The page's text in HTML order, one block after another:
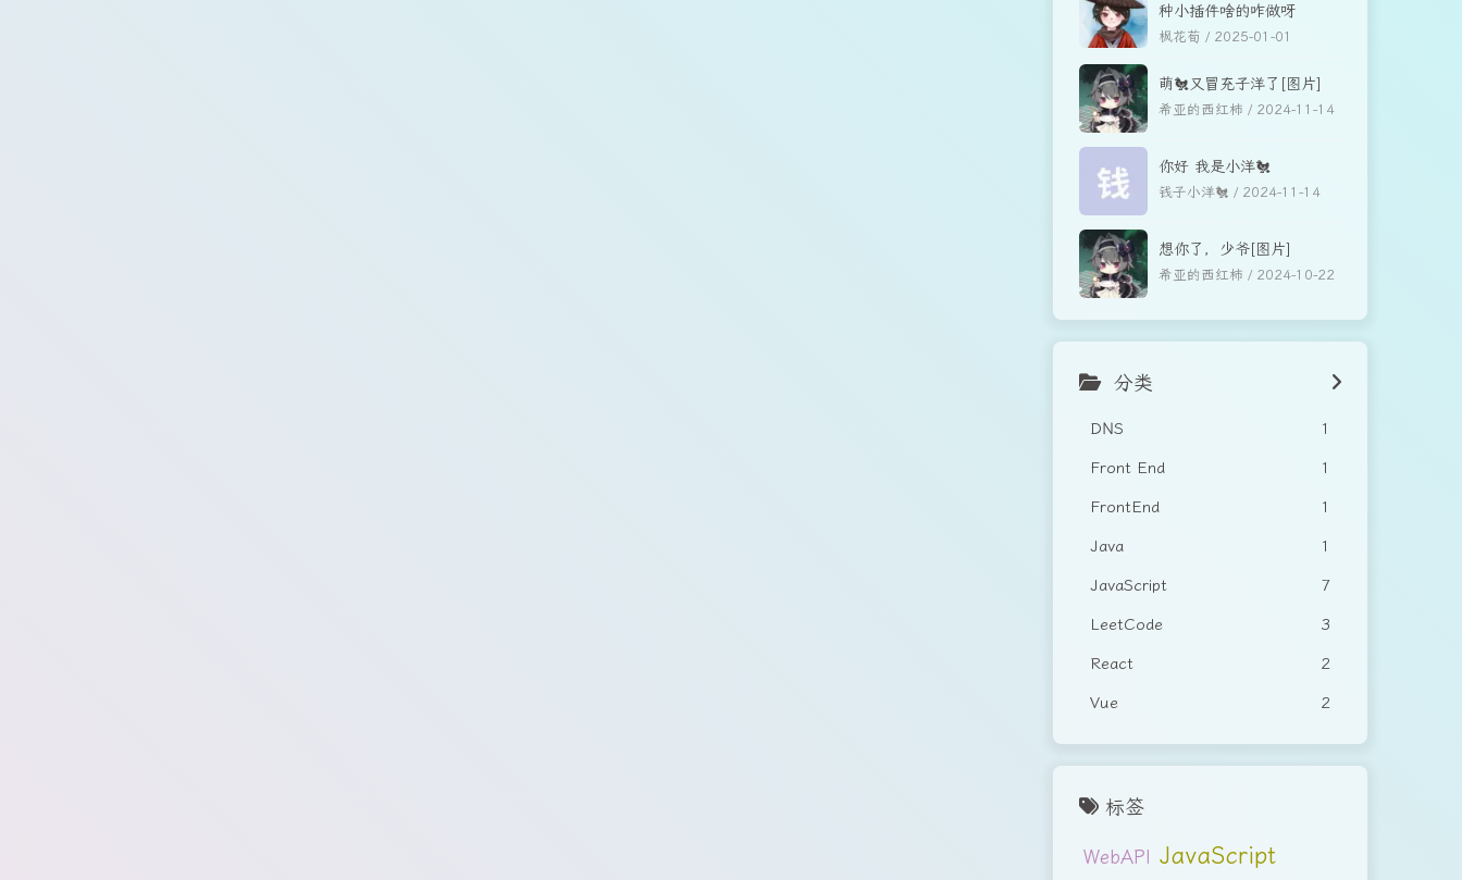
种小插件啥的咋做呀
枫花荀 / 2025-01-01
萌🐔又冒充子洋了[图片]
希亚的西红柿 / 2024-11-14
你好 我是小洋🐔
钱子小洋🐔 / 2024-11-14
想你了，少爷[图片]
希亚的西红柿 / 2024-10-22
分类
DNS
1
Front End
1
FrontEnd
1
Java
1
JavaScript
7
LeetCode
3
React
2
Vue
2
标签
WebAPI JavaScript